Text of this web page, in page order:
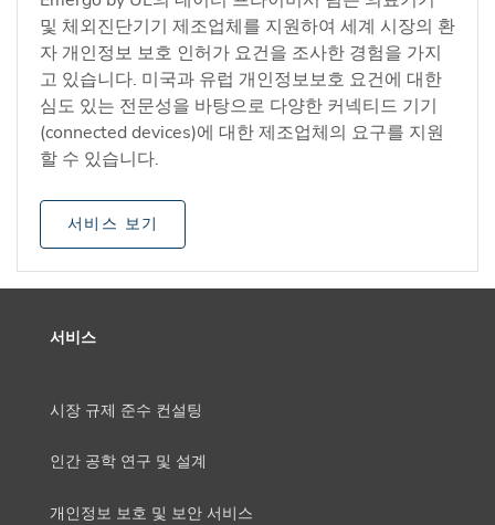
및 체외진단기기 제조업체를 지원하여 세계 시장의 환
자 개인정보 보호 인허가 요건을 조사한 경험을 가지
고 있습니다. 미국과 유럽 개인정보보호 요건에 대한
심도 있는 전문성을 바탕으로 다양한 커넥티드 기기
(connected devices)에 대한 제조업체의 요구를 지원
할 수 있습니다.
서비스 보기
서비스
시장 규제 준수 컨설팅
인간 공학 연구 및 설계
개인정보 보호 및 보안 서비스